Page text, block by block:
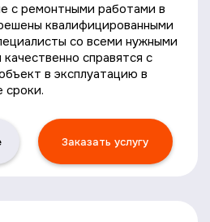
с ремонтными работами в
квалифицированными
со всеми нужными
справятся с
в эксплуатацию в
сроки.
Заказать услугу